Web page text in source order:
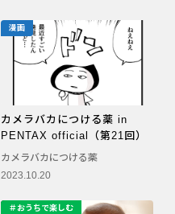
漫画
カメラバカにつける薬 in
PENTAX official（第21回）
カメラバカにつける薬
2023.10.20
＃おうちで楽しむ